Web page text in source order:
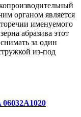
органом является
именуемого
абразива этот
за один
из-под
06032A1020